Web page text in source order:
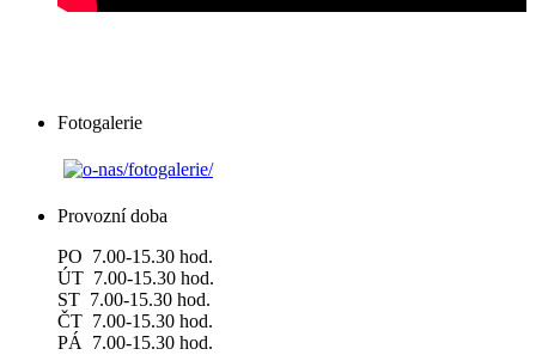
Fotogalerie
Provozní doba
PO 7.00-15.30 hod.
ÚT 7.00-15.30 hod.
ST 7.00-15.30 hod.
ČT 7.00-15.30 hod.
PÁ 7.00-15.30 hod.